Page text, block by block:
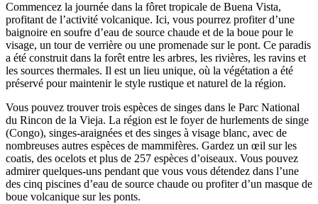
Commencez la journée dans la fôret tropicale de Buena Vista,
profitant de l’activité volcanique. Ici, vous pourrez profiter d’une
baignoire en soufre d’eau de source chaude et de la boue pour le
visage, un tour de verrière ou une promenade sur le pont. Ce paradis
a été construit dans la forêt entre les arbres, les rivières, les ravins et
les sources thermales. Il est un lieu unique, où la végétation a été
préservé pour maintenir le style rustique et naturel de la région.
Vous pouvez trouver trois espèces de singes dans le Parc National
du Rincon de la Vieja. La région est le foyer de hurlements de singe
(Congo), singes-araignées et des singes à visage blanc, avec de
nombreuses autres espèces de mammifères. Gardez un œil sur les
coatis, des ocelots et plus de 257 espèces d’oiseaux. Vous pouvez
admirer quelques-uns pendant que vous vous détendez dans l’une
des cinq piscines d’eau de source chaude ou profiter d’un masque de
boue volcanique sur les ponts.